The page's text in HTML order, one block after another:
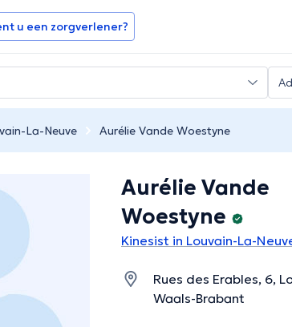
u een zorgverlener?
La-Neuve Aurélie Vande Woestyne
Aurélie Vande
Woestyne
Kinesist in Louvain-La-
Rues des Erables, 6,
Waals-Brabant